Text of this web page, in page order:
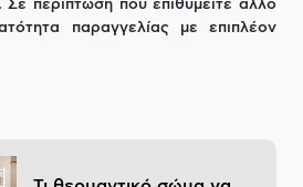
περίπτωση που επιθυμείτε άλλο
παραγγελίας με επιπλέον